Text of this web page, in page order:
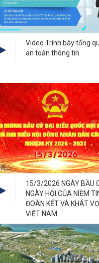
Video Trình bày tổng
an toàn thông tin
15/3/2026 NGÀY BẦU
NGÀY HỘI CỦA NIỀM
ĐOÀN KẾT VÀ KHÁT
VIỆT NAM